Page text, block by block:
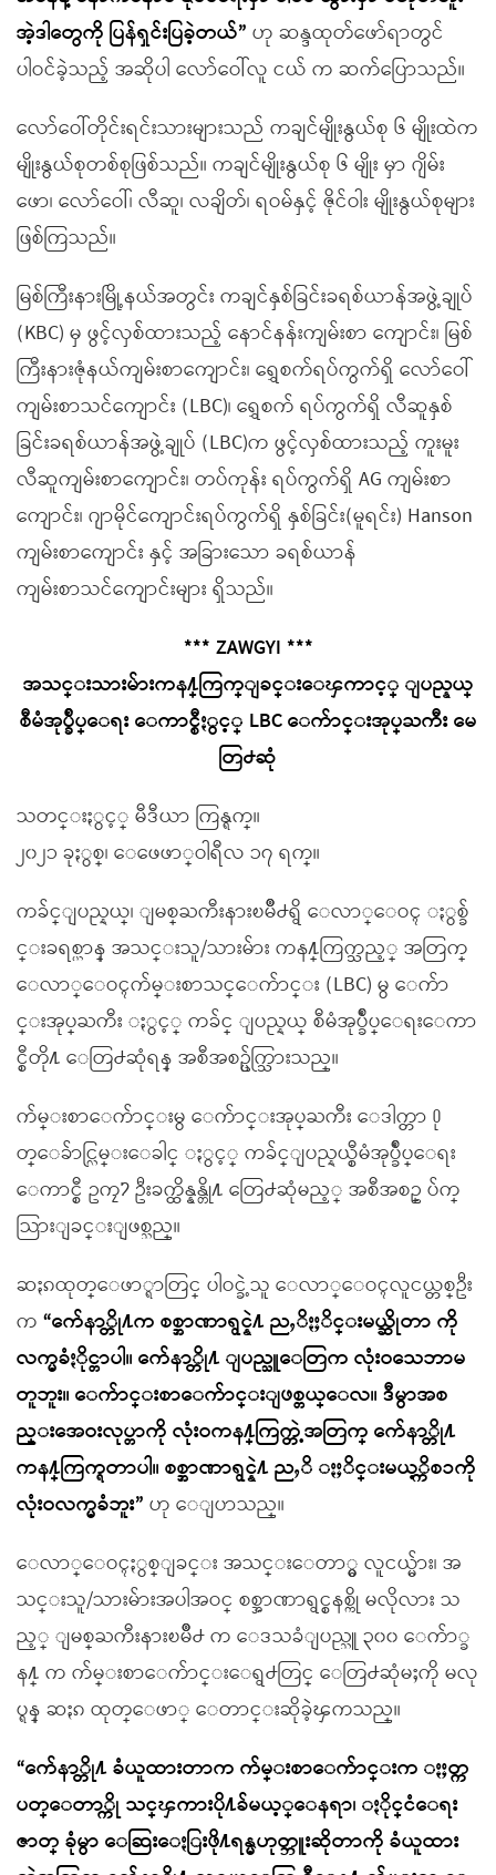
အဲ့ဒါတွေကို ပြန်ရှင်းပြခဲ့တယ်” ဟု ဆန္ဒထုတ်ဖော်ရာတွင်
ပါဝင်ခဲ့သည့် အဆိုပါ လော်ဝေါ်လူ ငယ် က ဆက်ပြောသည်။
လော်ဝေါ်တိုင်းရင်းသားများသည် ကချင်မျိုးနွယ်စု ၆ မျိုးထဲက
မျိုးနွယ်စုတစ်စုဖြစ်သည်။ ကချင်မျိုးနွယ်စု ၆ မျိုး မှာ ဂျိမ်း
ဖော၊ လော်ဝေါ်၊ လီဆူ၊ လချိတ်၊ ရဝမ်နှင့် ဇိုင်ဝါး မျိုးနွယ်စုများ
ဖြစ်ကြသည်။
မြစ်ကြီးနားမြို့နယ်အတွင်း ကချင်နှစ်ခြင်းခရစ်ယာန်အဖွဲ့ချုပ်
(KBC) မှ ဖွင့်လှစ်ထားသည့် နောင်နန်းကျမ်းစာ ကျောင်း၊ မြစ်
ကြီးနားဇုံနယ်ကျမ်းစာကျောင်း၊ ရွှေစက်ရပ်ကွက်ရှိ လော်ဝေါ်
ကျမ်းစာသင်ကျောင်း (LBC)၊ ရွှေစက် ရပ်ကွက်ရှိ လီဆူနှစ်
ခြင်းခရစ်ယာန်အဖွဲ့ချုပ် (LBC)က ဖွင့်လှစ်ထားသည့် ကူးမူး
လီဆူကျမ်းစာကျောင်း၊ တပ်ကုန်း ရပ်ကွက်ရှိ AG ကျမ်းစာ
ကျောင်း၊ ဂျာမိုင်ကျောင်းရပ်ကွက်ရှိ နှစ်ခြင်း(မူရင်း) Hanson
ကျမ်းစာကျောင်း နှင့် အခြားသော ခရစ်ယာန်
ကျမ်းစာသင်ကျောင်းများ ရှိသည်။
*** ZAWGYI ***
အသင္းသားမ်ားကန႔္ကြက္ျခင္းေၾကာင့္ ျပည္နယ္
စီမံအုပ္ခ်ဳပ္ေရး ေကာင္စီႏွင့္ LBC ေက်ာင္းအုပ္ႀကီး မေ
တြ႕ဆုံ
သတင္းႏွင့္ မီဒီယာ ကြန္ရက္။
၂၀၂၁ ခုႏွစ္၊ ေဖေဖာ္ဝါရီလ ၁၇ ရက္။
ကခ်င္ျပည္နယ္၊ ျမစ္ႀကီးနားၿမိဳ႕ရွိ ေလာ္ေဝၚ ႏွစ္ခ်
င္းခရစ္ယာန္ အသင္းသူ/သားမ်ား ကန႔္ကြက္သည့္ အတြက္
ေလာ္ေဝၚက်မ္းစာသင္ေက်ာင္း (LBC) မွ ေက်ာ
င္းအုပ္ႀကီး ႏွင့္ ကခ်င္ ျပည္နယ္ စီမံအုပ္ခ်ဳပ္ေရးေကာ
င္စီတို႔ ေတြ႕ဆုံရန္ အစီအစဥ္ပ်က္သြားသည္။
က်မ္းစာေက်ာင္းမွ ေက်ာင္းအုပ္ႀကီး ေဒါက္တာ ႐ု
တ္ေခ်ာင္လြမ္းေခါင္ ႏွင့္ ကခ်င္ျပည္နယ္စီမံအုပ္ခ်ဳပ္ေရး
ေကာင္စီ ဥကၠ႒ ဦးခက္ထိန္နန္တို႔ ေတြ႕ဆုံမည့္ အစီအစဥ္ ပ်က္
သြားျခင္းျဖစ္သည္။
ဆႏၵထုတ္ေဖာ္ရာတြင္ ပါဝင္ခဲ့သူ ေလာ္ေဝၚလူငယ္တစ္ဦး
က “က်ေနာ္တို႔က စစ္အာဏာရွင္နဲ႔ ညႇိႏႈိင္းမယ္ဆိုတာ ကို
လက္မခံႏိုင္တာပါ။ က်ေနာ္တို႔ ျပည္သူေတြက လုံးဝသေဘာမ
တူဘူး။ ေက်ာင္းစာေက်ာင္းျဖစ္တယ္ေလ။ ဒီမွာအစ
ည္းအေဝးလုပ္တာကို လုံးဝကန႔္ကြက္တဲ့အတြက္ က်ေနာ္တို႔
ကန႔္ကြက္ရတာပါ။ စစ္အာဏာရွင္နဲ႔ ညႇိ ႏႈိင္းမယ့္ကိစၥကို
လုံးဝလက္မခံဘူး” ဟု ေျပာသည္။
ေလာ္ေဝၚႏွစ္ျခင္း အသင္းေတာ္မွ လူငယ္မ်ား၊ အ
သင္းသူ/သားမ်ားအပါအဝင္ စစ္အာဏာရွင္စနစ္ကို မလိုလား သ
ည့္ ျမစ္ႀကီးနားၿမိဳ႕ က ေဒသခံျပည္သူ ၃၀၀ ေက်ာ္ခ
န႔္ က က်မ္းစာေက်ာင္းေရွ႕တြင္ ေတြ႕ဆုံမႈကို မလု
ပ္ရန္ ဆႏၵ ထုတ္ေဖာ္ ေတာင္းဆိုခဲ့ၾကသည္။
“က်ေနာ္တို႔ ခံယူထားတာက က်မ္းစာေက်ာင္းက ႏႈတ္က
ပတ္ေတာ္ကို သင္ၾကားပို႔ခ်မယ့္ေနရာ၊ ႏိုင္ငံေရး
ဇာတ္ ခုံမွာ ေဆြးေႏြးဖို႔ရန္မဟုတ္ဘူးဆိုတာကို ခံယူထား